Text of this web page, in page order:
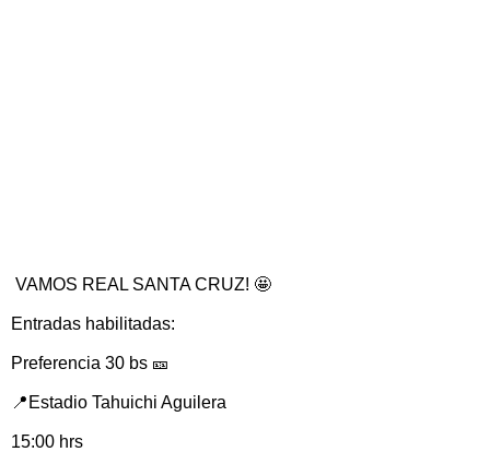
VAMOS REAL SANTA CRUZ! 🤩
Entradas habilitadas:
Preferencia 30 bs 🎫
📍Estadio Tahuichi Aguilera
15:00 hrs